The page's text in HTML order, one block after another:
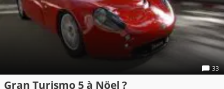
33
Gran Turismo 5 à Nöel ?